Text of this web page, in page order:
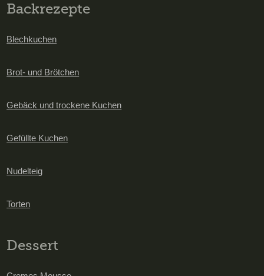
Backrezepte
Blechkuchen
Brot- und Brötchen
Gebäck und trockene Kuchen
Gefüllte Kuchen
Nudelteig
Torten
Dessert